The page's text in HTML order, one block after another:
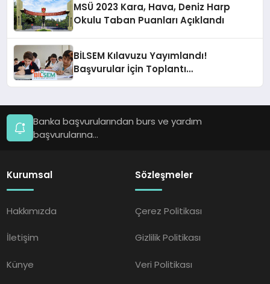
MSÜ 2023 Kara, Hava, Deniz Harp
Okulu Taban Puanları Açıklandı
BİLSEM Kılavuzu Yayımlandı!
Başvurular İçin Toplantı
Banka başvurularından burs ve yardım
başvurularına...
Kurumsal
Hakkımızda
İletişim
Künye
Sözleşmeler
Çerez Politikası
Gizlilik Politikası
Veri Politikası